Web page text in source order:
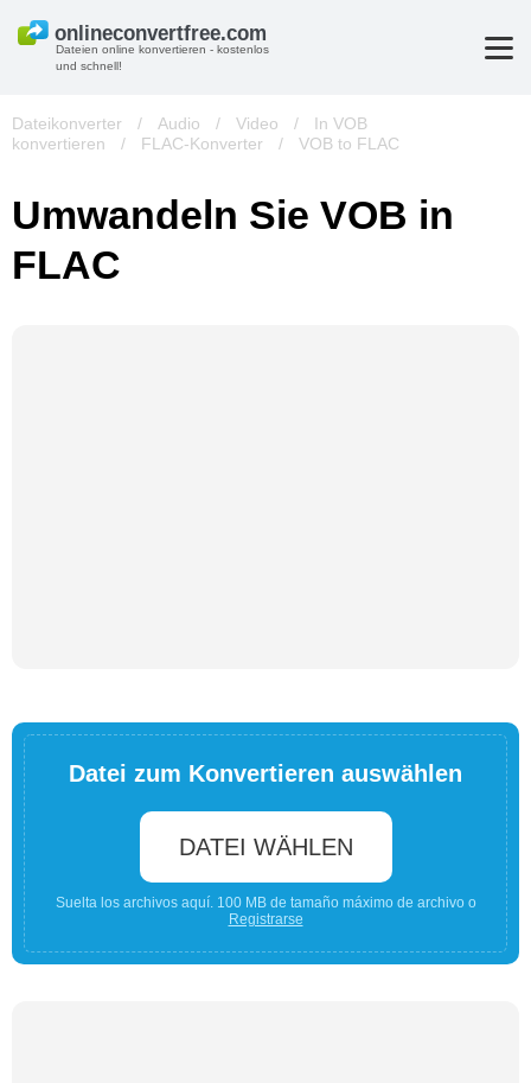
Dateien online konvertieren - kostenlos
und schnell!
Dateikonverter / Audio / Video /
In VOB
konvertieren
/ FLAC-Konverter / VOB to FLAC
Umwandeln Sie VOB in
FLAC
Datei zum Konvertieren auswählen
DATEI WÄHLEN
Suelta los archivos aquí. 100 MB de tamaño máximo de archivo o
Registrarse